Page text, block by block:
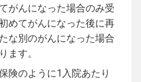
がんになった場合のみ受
めてがんになった後に再
な別のがんになった場合
ます。
険のように1入院あたり